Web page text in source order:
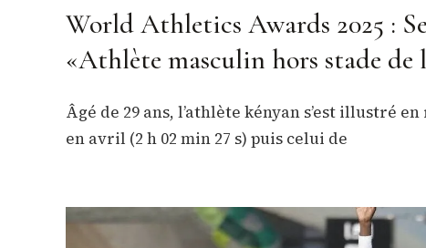
World Athletics Awards 2025 :
«Athlète masculin hors stade de
Âgé de 29 ans, l’athlète kényan s’est illustré
en avril (2 h 02 min 27 s) puis celui de